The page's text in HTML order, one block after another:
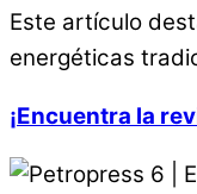
Este artículo
energéticas
¡Encuentra la